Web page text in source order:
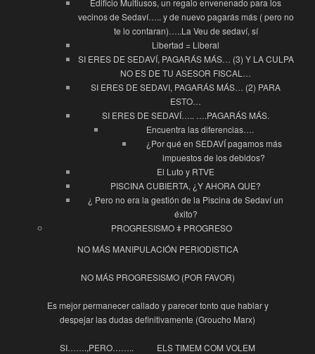
Edificio Multiusos, un regalo envenenado para los
vecinos de Sedaví….. y de nuevo pagarás más ( pero no
te lo contaran)…..La Veu de sedaví, sí
Libertad = Liberal
SI ERES DE SEDAVÍ, PAGARÁS MÁS… (3) Y LA CULPA
NO ES DE TU ASESOR FISCAL…
SI ERES DE SEDAVI, PAGARÁS MÁS… (2) PARA
ESTO…
SI ERES DE SEDAVÍ….. ….PAGARÁS MÁS.
Encuentra las diferencias….
¿Por qué en SEDAVÍ pagamos más
impuestos de los debidos?
El Luto y RTVE
PISCINA CUBIERTA, ¿Y AHORA QUE?
¿ Pero no era la gestión de la Piscina de Sedaví un
éxito?
PROGRESISMO ǂ PROGRESO
NO MÁS MANIPULACIÓN PERIODISTICA
NO MÁS PROGRESISMO (POR FAVOR)
Es mejor permanecer callado y parecer tonto que hablar y
despejar las dudas definitivamente (Groucho Marx)
SI…….,PERO…….. ELS TIMEM COM VOLEM